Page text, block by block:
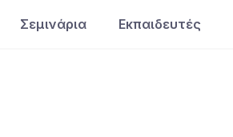
Σεμινάρια Εκπαιδευτές